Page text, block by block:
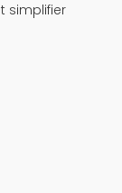
simplifier